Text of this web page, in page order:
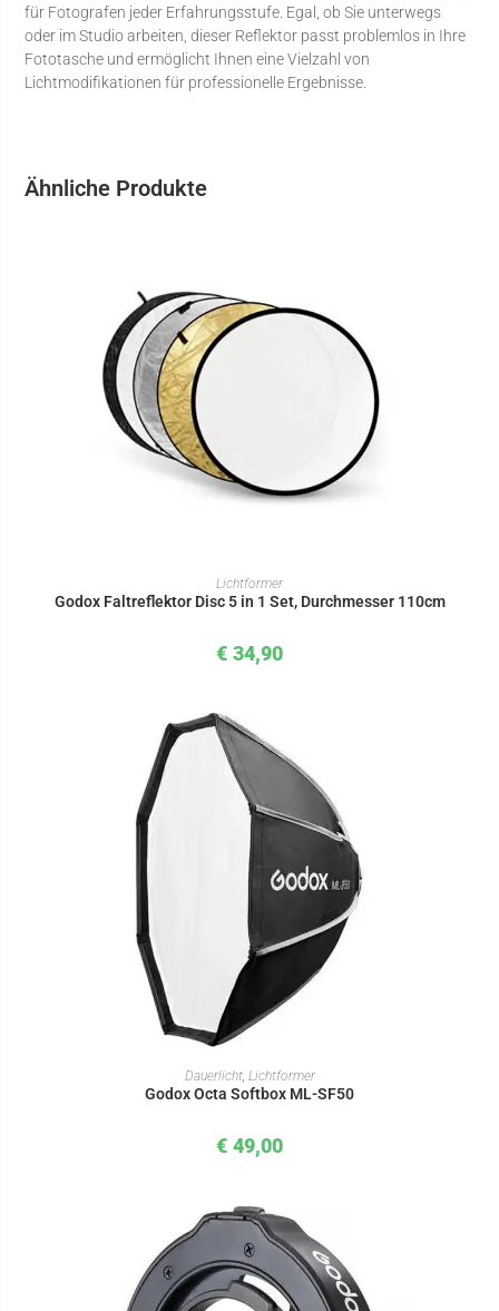
für Fotografen jeder Erfahrungsstufe. Egal, ob Sie unterwegs
oder im Studio arbeiten, dieser Reflektor passt problemlos in Ihre
Fototasche und ermöglicht Ihnen eine Vielzahl von
Lichtmodifikationen für professionelle Ergebnisse.
Ähnliche Produkte
IN DEN WARENKORB
Lichtformer
Godox Faltreflektor Disc 5 in 1 Set, Durchmesser 110cm
€ 34,90
IN DEN WARENKORB
Dauerlicht, Lichtformer
Godox Octa Softbox ML-SF50
€ 49,00